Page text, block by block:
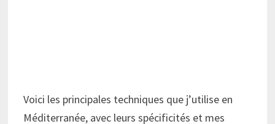
Voici les principales techniques que j’utilise en
Méditerranée, avec leurs spécificités et mes